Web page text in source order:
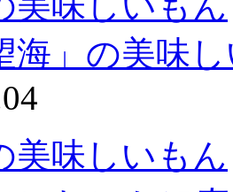
海」の美味
美味しいもん